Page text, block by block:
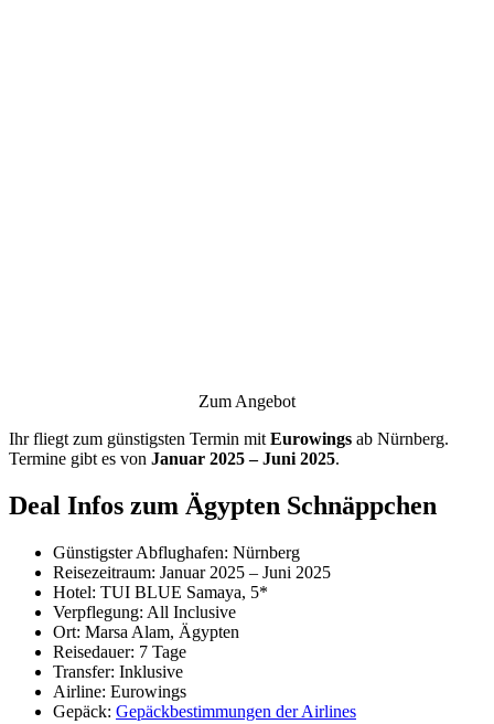
Zum Angebot
Ihr fliegt zum günstigsten Termin mit Eurowings ab Nürnberg.
Termine gibt es von Januar 2025 – Juni 2025.
Deal Infos zum Ägypten Schnäppchen
Günstigster Abflughafen: Nürnberg
Reisezeitraum: Januar 2025 – Juni 2025
Hotel: TUI BLUE Samaya, 5*
Verpflegung: All Inclusive
Ort: Marsa Alam, Ägypten
Reisedauer: 7 Tage
Transfer: Inklusive
Airline: Eurowings
Gepäck: Gepäckbestimmungen der Airlines